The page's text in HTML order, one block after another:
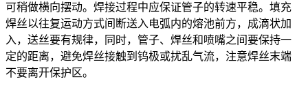
可稍做横向摆动。焊接过程中应保证管子的转速平稳。填充
焊丝以往复运动方式间断送入电弧内的熔池前方，成滴状加
入，送丝要有规律，同时，管子、焊丝和喷嘴之间要保持一
定的距离，避免焊丝接触到钨极或扰乱气流，注意焊丝末端
不要离开保护区。